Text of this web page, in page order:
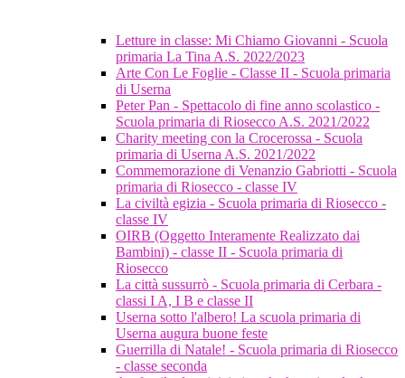
Letture in classe: Mi Chiamo Giovanni - Scuola
primaria La Tina A.S. 2022/2023
Arte Con Le Foglie - Classe II - Scuola primaria
di Userna
Peter Pan - Spettacolo di fine anno scolastico -
Scuola primaria di Riosecco A.S. 2021/2022
Charity meeting con la Crocerossa - Scuola
primaria di Userna A.S. 2021/2022
Commemorazione di Venanzio Gabriotti - Scuola
primaria di Riosecco - classe IV
La civiltà egizia - Scuola primaria di Riosecco -
classe IV
OIRB (Oggetto Interamente Realizzato dai
Bambini) - classe II - Scuola primaria di
Riosecco
La città sussurrò - Scuola primaria di Cerbara -
classi I A, I B e classe II
Userna sotto l'albero! La scuola primaria di
Userna augura buone feste
Guerrilla di Natale! - Scuola primaria di Riosecco
- classe seconda